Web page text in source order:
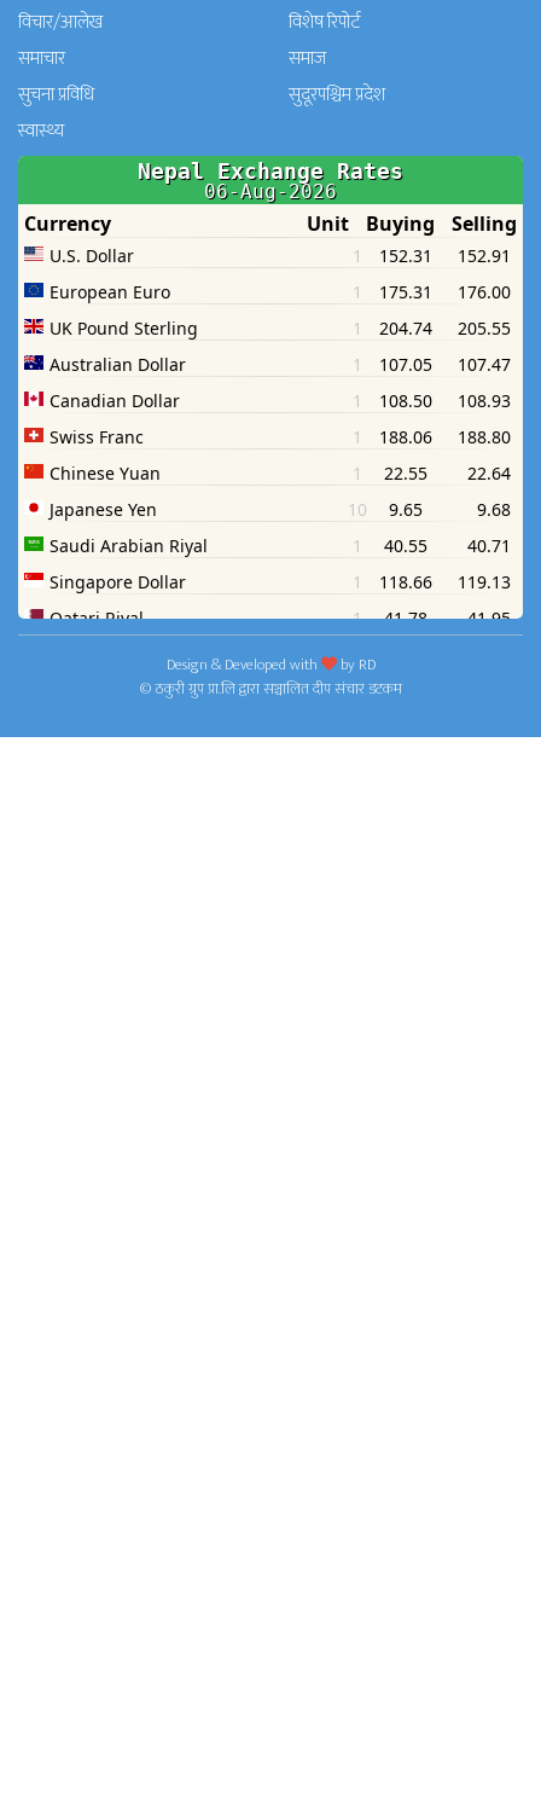
विचार/आलेख
विशेष रिपोर्ट
समाचार
समाज
सुचना प्रविधि
सुदूरपश्चिम प्रदेश
स्वास्थ्य
Design & Developed with byRD
© ठकुरी ग्रुप प्रा.लि द्वारा सञ्चालित दीप संचार डटकम